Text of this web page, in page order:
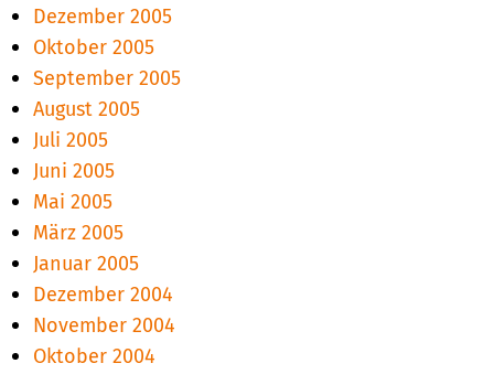
Dezember 2005
Oktober 2005
September 2005
August 2005
Juli 2005
Juni 2005
Mai 2005
März 2005
Januar 2005
Dezember 2004
November 2004
Oktober 2004